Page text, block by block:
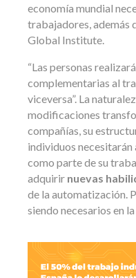
economía mundial
trabajadores, además
Global Institute.
“Las personas
complementarias al
viceversa”. La
modificaciones
compañías, su
individuos necesitarán
como parte de su
adquirir nuevas
de la automatización.
siendo necesarios en